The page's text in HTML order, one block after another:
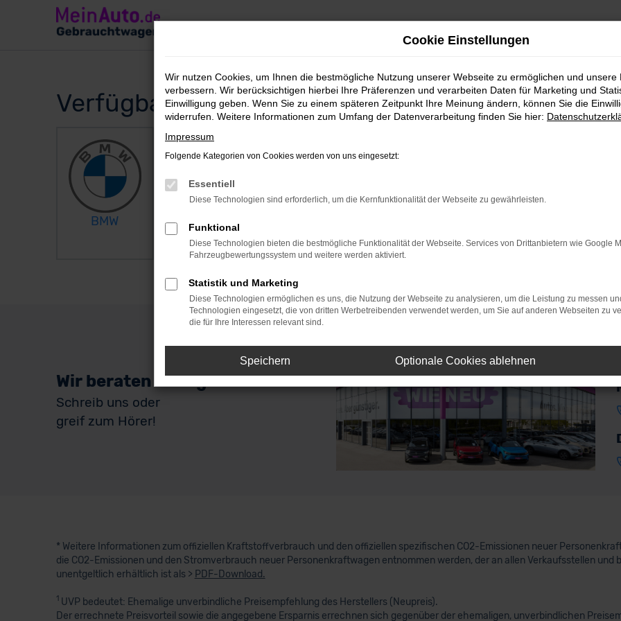
Hauptinhalt
Verfügbare Marken
BMW
Mercedes-
Benz
Wir beraten Dich gerne
Schreib uns oder
greif zum Hörer!
* Weitere Informationen zum offiziellen Kraftstoffverbrauch und den offiziellen spezifischen CO2-Emissionen neuer
die CO2-Emissionen und den Stromverbrauch neuer Personenkraftwagen entnommen werden, der an allen Verkaufsstellen und
unentgeltlich erhältlich ist als > PDF-Download.
1UVP bedeutet: Ehemalige unverbindliche Preisempfehlung des Herstellers (Neupreis).
Der errechnete Preisvorteil sowie die angegebene Ersparnis errechnen sich gegenüber der ehemaligen, unverbindlichen
Cookie Einstellungen
Wir nutzen Cookies, um Ihnen die bestmögliche Nutzung unserer Webseite zu ermöglichen und unsere
verbessern. Wir berücksichtigen hierbei Ihre Präferenzen und verarbeiten Daten für Marketing und
Einwilligung geben. Wenn Sie zu einem späteren Zeitpunkt Ihre Meinung ändern, können Sie die
widerrufen. Weitere Informationen zum Umfang der Datenverarbeitung finden Sie hier:
Impressum
Folgende Kategorien von Cookies werden von uns eingesetzt:
Essentiell
Diese Technologien sind erforderlich, um die Kernfunktionalität der Webseite zu gewährleisten.
Funktional
Diese Technologien bieten die bestmögliche Funktionalität der Webseite. Services von Drittanbietern wie Google
Fahrzeugbewertungssystem und weitere werden aktiviert.
Statistik und Marketing
Diese Technologien ermöglichen es uns, die Nutzung der Webseite zu analysieren, um die Leistung zu messen
Technologien eingesetzt, die von dritten Werbetreibenden verwendet werden, um Sie auf anderen Webseiten zu
die für Ihre Interessen relevant sind.
Speichern Optionale Cookies ablehnen